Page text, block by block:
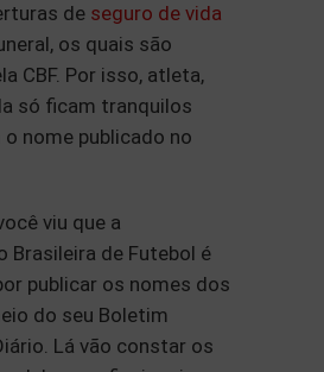
de seguro de vida
os quais são
CBF. Por isso, atleta,
só ficam tranquilos
o nome publicado no
viu que a
Brasileira de Futebol é
publicar os nomes dos
do seu Boletim
Lá vão constar os